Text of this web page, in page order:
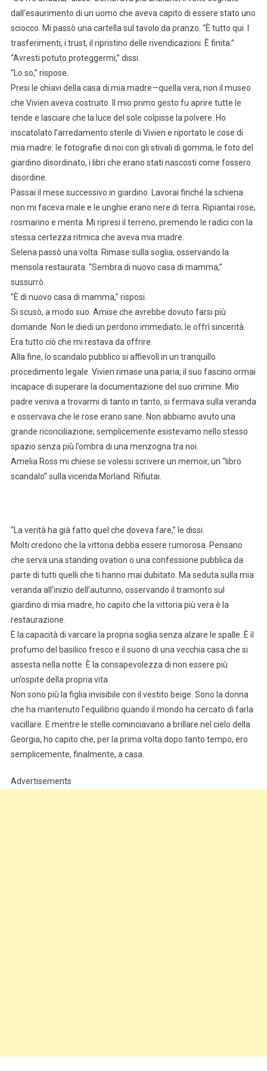
dall’esaurimento di un uomo che aveva capito di essere stato uno
sciocco. Mi passò una cartella sul tavolo da pranzo. “È tutto qui. I
trasferimenti, i trust, il ripristino delle rivendicazioni. È finita.”
“Avresti potuto proteggermi,” dissi.
“Lo so,” rispose.
Presi le chiavi della casa di mia madre—quella vera, non il museo
che Vivien aveva costruito. Il mio primo gesto fu aprire tutte le
tende e lasciare che la luce del sole colpisse la polvere. Ho
inscatolato l’arredamento sterile di Vivien e riportato le cose di
mia madre: le fotografie di noi con gli stivali di gomma, le foto del
giardino disordinato, i libri che erano stati nascosti come fossero
disordine.
Passai il mese successivo in giardino. Lavorai finché la schiena
non mi faceva male e le unghie erano nere di terra. Ripiantai rose,
rosmarino e menta. Mi ripresi il terreno, premendo le radici con la
stessa certezza ritmica che aveva mia madre.
Selena passò una volta. Rimase sulla soglia, osservando la
mensola restaurata. “Sembra di nuovo casa di mamma,”
sussurrò.
“È di nuovo casa di mamma,” risposi.
Si scusò, a modo suo. Amise che avrebbe dovuto farsi più
domande. Non le diedi un perdono immediato; le offrì sincerità.
Era tutto ciò che mi restava da offrire.
Alla fine, lo scandalo pubblico si affievolì in un tranquillo
procedimento legale. Vivien rimase una paria, il suo fascino ormai
incapace di superare la documentazione del suo crimine. Mio
padre veniva a trovarmi di tanto in tanto, si fermava sulla veranda
e osservava che le rose erano sane. Non abbiamo avuto una
grande riconciliazione; semplicemente esistevamo nello stesso
spazio senza più l’ombra di una menzogna tra noi.
Amelia Ross mi chiese se volessi scrivere un memoir, un “libro
scandalo” sulla vicenda Morland. Rifiutai.
“La verità ha già fatto quel che doveva fare,” le dissi.
Molti credono che la vittoria debba essere rumorosa. Pensano
che serva una standing ovation o una confessione pubblica da
parte di tutti quelli che ti hanno mai dubitato. Ma seduta sulla mia
veranda all’inizio dell’autunno, osservando il tramonto sul
giardino di mia madre, ho capito che la vittoria più vera è la
restaurazione.
È la capacità di varcare la propria soglia senza alzare le spalle. È il
profumo del basilico fresco e il suono di una vecchia casa che si
assesta nella notte. È la consapevolezza di non essere più
un’ospite della propria vita.
Non sono più la figlia invisibile con il vestito beige. Sono la donna
che ha mantenuto l’equilibrio quando il mondo ha cercato di farla
vacillare. E mentre le stelle cominciavano a brillare nel cielo della
Georgia, ho capito che, per la prima volta dopo tanto tempo, ero
semplicemente, finalmente, a casa.
Advertisements